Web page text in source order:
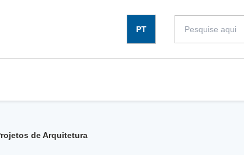
PT
de Arquitetura